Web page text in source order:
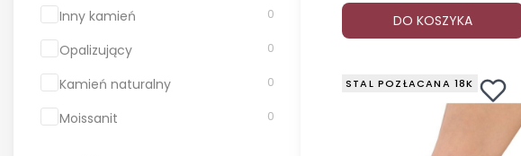
Inny kamień 0
Opalizujący 0
Kamień naturalny 0
Moissanit 0
DO KOSZYKA
STAL POZŁACANA 18K